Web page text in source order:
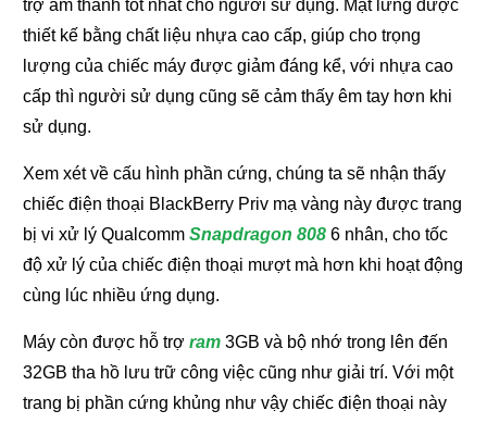
trợ âm thanh tốt nhất cho người sử dụng. Mặt lưng được
thiết kế bằng chất liệu nhựa cao cấp, giúp cho trọng
lượng của chiếc máy được giảm đáng kể, với nhựa cao
cấp thì người sử dụng cũng sẽ cảm thấy êm tay hơn khi
sử dụng.
Xem xét về cấu hình phần cứng, chúng ta sẽ nhận thấy
chiếc điện thoại BlackBerry Priv mạ vàng này được trang
bị vi xử lý QualcommSnapdragon 808 6 nhân, cho tốc
độ xử lý của chiếc điện thoại mượt mà hơn khi hoạt động
cùng lúc nhiều ứng dụng.
Máy còn được hỗ trợram 3GB và bộ nhớ trong lên đến
32GB tha hồ lưu trữ công việc cũng như giải trí. Với một
trang bị phần cứng khủng như vậy chiếc điện thoại này